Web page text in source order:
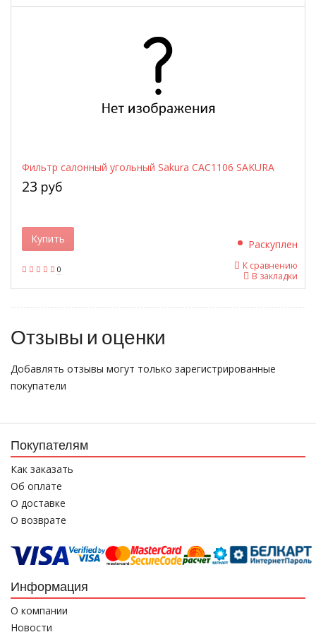
Фильтр салонный угольный Sakura CAC1106 SAKURA
0
23 руб
Раскуплен
В закладки
К сравнению
Купить
Отзывы и оценки
Добавлять отзывы могут только зарегистрированные
покупатели
Покупателям
Как заказать
Об оплате
О доставке
О возврате
Информация
О компании
Новости